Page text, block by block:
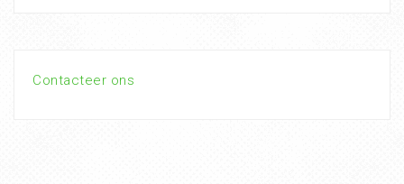
Contacteer ons